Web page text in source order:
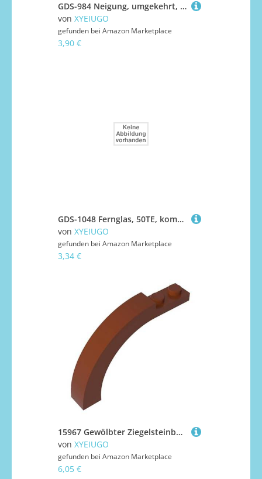
GDS-984 Neigung, umgekehrt, 45 °, 3 x 1, doppelt mit 2 blockierten, offenen Nieten, 50TE, kompatibel mit Lego 2341, 18759, 6088708, MOC-Komponenten für große Bausteinmarken, Farbe:Limette 119
von XYEIUGO
gefunden bei Amazon Marketplace
3,90 €
GDS-1048 Fernglas, 50TE, kompatibel mit Lego 30162, 4211051, 4212313, DIY-Teile und MOC-Komponenten für große Ziegelmarken, Farbe:Dunkelgrau 199
von XYEIUGO
gefunden bei Amazon Marketplace
3,34 €
15967 Gewölbter Ziegelsteinbogen, 1x6x3 1/3, Gebogene Oberseite, 50 Stück, GDS-720, kompatibel mit Lego-Bausteinen, Farbe:Braun 192
von XYEIUGO
gefunden bei Amazon Marketplace
6,05 €